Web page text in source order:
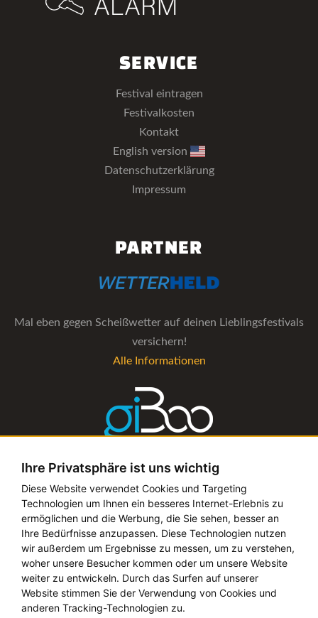
Ihre Privatsphäre ist uns wichtig
Diese Website verwendet Cookies und Targeting
Technologien um Ihnen ein besseres Internet-Erlebnis zu
ermöglichen und die Werbung, die Sie sehen, besser an
Ihre Bedürfnisse anzupassen. Diese Technologien nutzen
wir außerdem um Ergebnisse zu messen, um zu verstehen,
woher unsere Besucher kommen oder um unsere Website
weiter zu entwickeln. Durch das Surfen auf unserer
Website stimmen Sie der Verwendung von Cookies und
anderen Tracking-Technologien zu.
SERVICE
Festival eintragen
Festivalkosten
Kontakt
English version
Datenschutzerklärung
Impressum
PARTNER
Mal eben gegen Scheißwetter auf deinen Lieblingsfestivals
versichern!
Alle Informationen
Die Verwaltungs-Software für alle Künstler- und
Bookingagenturen
Alle Informationen
Copyright © 2019 - 2026 festival-alarm.com | ein